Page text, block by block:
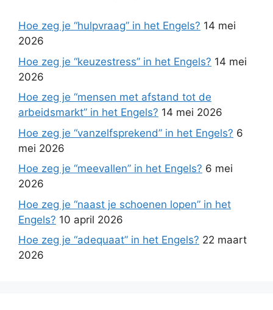
Hoe zeg je “hulpvraag” in het Engels? 14 mei
2026
Hoe zeg je “keuzestress” in het Engels? 14 mei
2026
Hoe zeg je “mensen met afstand tot de
arbeidsmarkt” in het Engels? 14 mei 2026
Hoe zeg je “vanzelfsprekend” in het Engels? 6
mei 2026
Hoe zeg je “meevallen” in het Engels? 6 mei
2026
Hoe zeg je “naast je schoenen lopen” in het
Engels? 10 april 2026
Hoe zeg je “adequaat” in het Engels? 22 maart
2026